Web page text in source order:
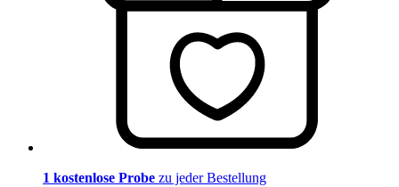
1 kostenlose Probe zu jeder Bestellung